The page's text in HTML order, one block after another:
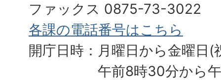
ファックス 0875-73-3022
各課の電話番号はこちら
開庁日時：月曜日から金曜日(
午前8時30分から